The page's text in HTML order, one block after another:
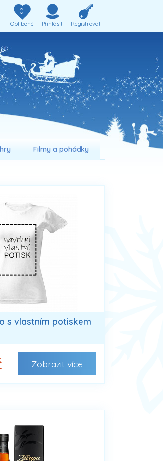
0
Oblíbené Přihlásit Registrovat
Filmy a pohádky
s vlastním potiskem
Zobrazit více